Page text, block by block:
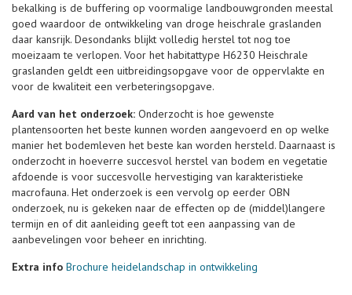
bekalking is de buffering op voormalige landbouwgronden meestal
goed waardoor de ontwikkeling van droge heischrale graslanden
daar kansrijk. Desondanks blijkt volledig herstel tot nog toe
moeizaam te verlopen. Voor het habitattype H6230 Heischrale
graslanden geldt een uitbreidingsopgave voor de oppervlakte en
voor de kwaliteit een verbeteringsopgave.
Aard van het onderzoek: Onderzocht is hoe gewenste
plantensoorten het beste kunnen worden aangevoerd en op welke
manier het bodemleven het beste kan worden hersteld. Daarnaast is
onderzocht in hoeverre succesvol herstel van bodem en vegetatie
afdoende is voor succesvolle hervestiging van karakteristieke
macrofauna. Het onderzoek is een vervolg op eerder OBN
onderzoek, nu is gekeken naar de effecten op de (middel)langere
termijn en of dit aanleiding geeft tot een aanpassing van de
aanbevelingen voor beheer en inrichting.
Extra info Brochure heidelandschap in ontwikkeling